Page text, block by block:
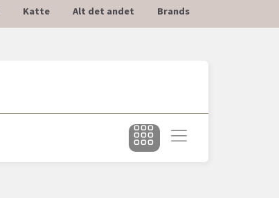
Katte Alt det andet Brands